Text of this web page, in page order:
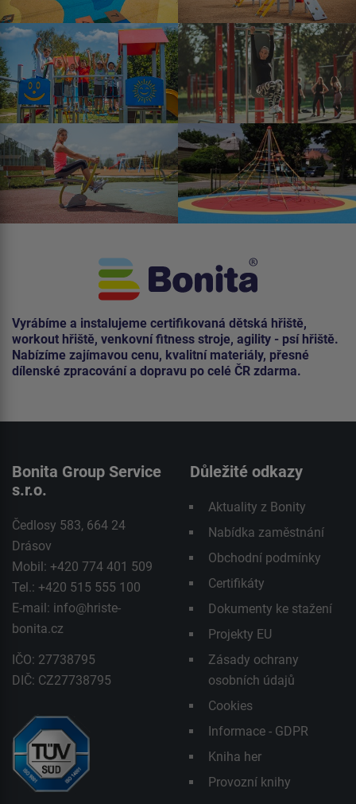
Vyrábíme a instalujeme certifikovaná dětská hřiště,
workout hřiště, venkovní fitness stroje, agility - psí hřiště.
Nabízíme zajímavou cenu, kvalitní materiály, přesné
dílenské zpracování a dopravu po celé ČR zdarma.
Bonita Group Service
s.r.o.
Čedlosy 583, 664 24
Drásov
Mobil: +420 774 401 509
Tel.: +420 515 555 100
E-mail: info@hriste-
bonita.cz
IČO: 27738795
DIČ: CZ27738795
Důležité odkazy
Aktuality z Bonity
Nabídka zaměstnání
Obchodní podmínky
Certifikáty
Dokumenty ke stažení
Projekty EU
Zásady ochrany
osobních údajů
Cookies
Informace - GDPR
Kniha her
Provozní knihy